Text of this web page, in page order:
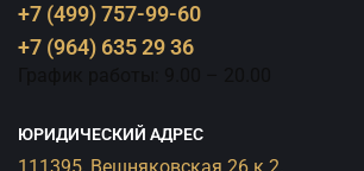
+7 (499) 757-99-60
+7 (964) 635 29 36
ЮРИДИЧЕСКИЙ АДРЕС